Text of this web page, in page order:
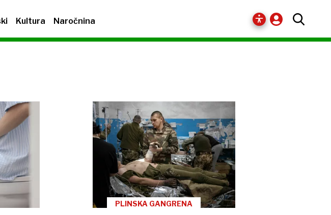
Kultura Naročnina
PLINSKA GANGRENA